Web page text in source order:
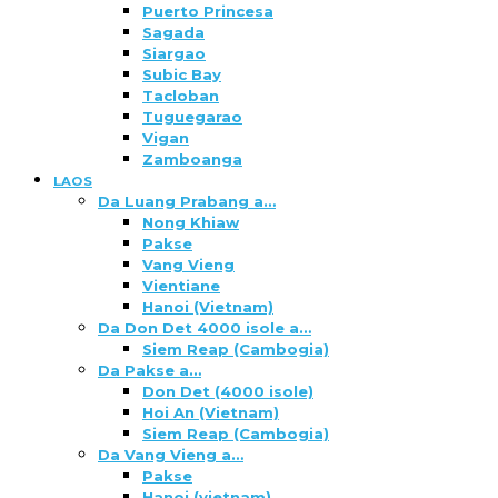
Puerto Princesa
Sagada
Siargao
Subic Bay
Tacloban
Tuguegarao
Vigan
Zamboanga
LAOS
Da Luang Prabang a…
Nong Khiaw
Pakse
Vang Vieng
Vientiane
Hanoi (Vietnam)
Da Don Det 4000 isole a…
Siem Reap (Cambogia)
Da Pakse a…
Don Det (4000 isole)
Hoi An (Vietnam)
Siem Reap (Cambogia)
Da Vang Vieng a…
Pakse